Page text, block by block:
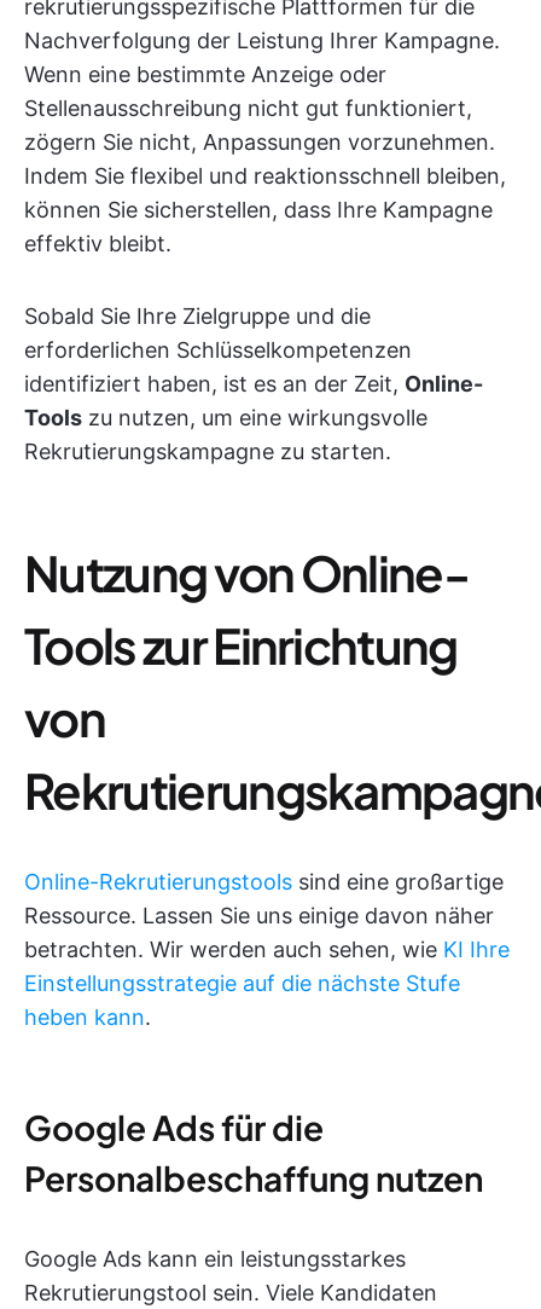
rekrutierungsspezifische Plattformen für die
Nachverfolgung der Leistung Ihrer Kampagne.
Wenn eine bestimmte Anzeige oder
Stellenausschreibung nicht gut funktioniert,
zögern Sie nicht, Anpassungen vorzunehmen.
Indem Sie flexibel und reaktionsschnell bleiben,
können Sie sicherstellen, dass Ihre Kampagne
effektiv bleibt.
Sobald Sie Ihre Zielgruppe und die
erforderlichen Schlüsselkompetenzen
identifiziert haben, ist es an der Zeit, Online-
Tools zu nutzen, um eine wirkungsvolle
Rekrutierungskampagne zu starten.
Nutzung von Online-
Tools zur Einrichtung
von
Online-Rekrutierungstools sind eine großartige
Ressource. Lassen Sie uns einige davon näher
betrachten. Wir werden auch sehen, wie KI Ihre
Einstellungsstrategie auf die nächste Stufe
heben kann.
Google Ads für die
Personalbeschaffung nutzen
Google Ads kann ein leistungsstarkes
Rekrutierungstool sein. Viele Kandidaten